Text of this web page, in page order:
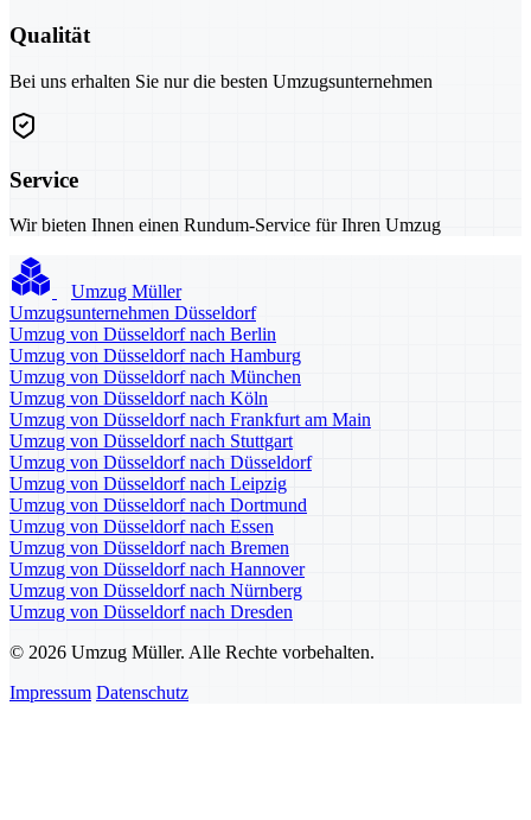
Qualität
Bei uns erhalten Sie nur die besten Umzugsunternehmen
Service
Wir bieten Ihnen einen Rundum-Service für Ihren Umzug
Umzug Müller
Umzugsunternehmen Düsseldorf
Umzug von Düsseldorf nach Berlin
Umzug von Düsseldorf nach Hamburg
Umzug von Düsseldorf nach München
Umzug von Düsseldorf nach Köln
Umzug von Düsseldorf nach Frankfurt am Main
Umzug von Düsseldorf nach Stuttgart
Umzug von Düsseldorf nach Düsseldorf
Umzug von Düsseldorf nach Leipzig
Umzug von Düsseldorf nach Dortmund
Umzug von Düsseldorf nach Essen
Umzug von Düsseldorf nach Bremen
Umzug von Düsseldorf nach Hannover
Umzug von Düsseldorf nach Nürnberg
Umzug von Düsseldorf nach Dresden
© 2026 Umzug Müller. Alle Rechte vorbehalten.
Impressum Datenschutz